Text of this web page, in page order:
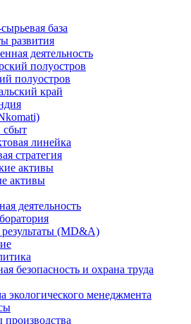
база
развития
деятельность
полуостров
полуостров
край
сбыт
линейка
стратегия
активы
активы
деятельность
(MD&A)
безопасность и охрана труда
экологического менеджмента